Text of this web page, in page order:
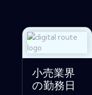
小売業界
の勤務日